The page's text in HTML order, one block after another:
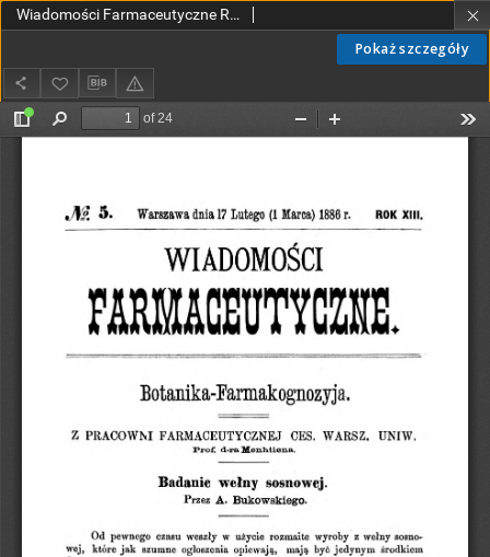
Pokaż szczegóły
Wiadomości Farmaceutyczne R.XIII, z.5 (1886)